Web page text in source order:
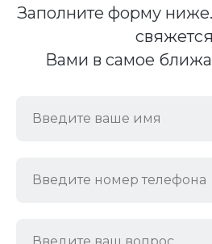
Заполните форму
Вами в самое